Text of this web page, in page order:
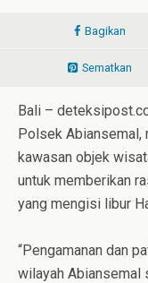
Bagikan
Sematkan
Bali –
Polsek Abiansemal,
kawasan objek
untuk memberikan
yang mengisi libur
“Pengamanan dan
wilayah Abiansemal